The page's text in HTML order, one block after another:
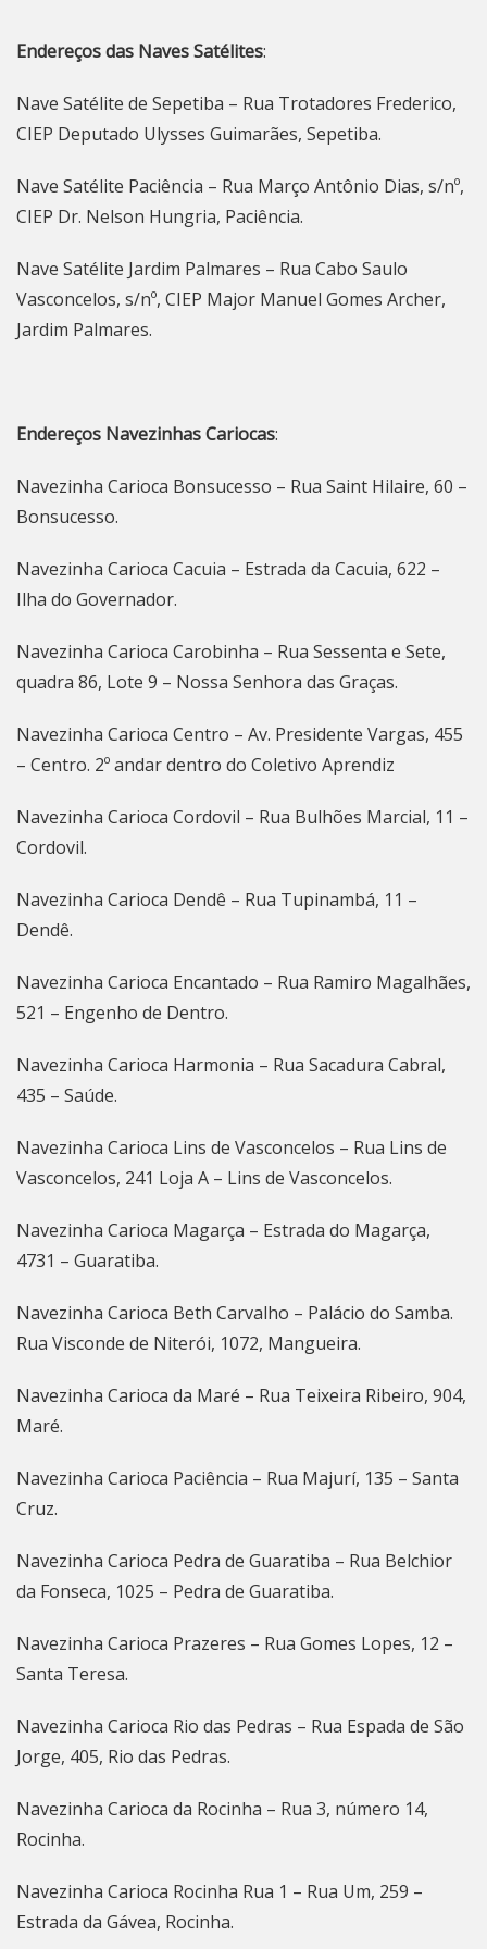
Endereços das Naves Satélites:
Nave Satélite de Sepetiba – Rua Trotadores Frederico,
CIEP Deputado Ulysses Guimarães, Sepetiba.
Nave Satélite Paciência – Rua Março Antônio Dias, s/nº,
CIEP Dr. Nelson Hungria, Paciência.
Nave Satélite Jardim Palmares – Rua Cabo Saulo
Vasconcelos, s/nº, CIEP Major Manuel Gomes Archer,
Jardim Palmares.
Endereços Navezinhas Cariocas:
Navezinha Carioca Bonsucesso – Rua Saint Hilaire, 60 –
Bonsucesso.
Navezinha Carioca Cacuia – Estrada da Cacuia, 622 –
Ilha do Governador.
Navezinha Carioca Carobinha – Rua Sessenta e Sete,
quadra 86, Lote 9 – Nossa Senhora das Graças.
Navezinha Carioca Centro – Av. Presidente Vargas, 455
– Centro. 2º andar dentro do Coletivo Aprendiz
Navezinha Carioca Cordovil – Rua Bulhões Marcial, 11 –
Cordovil.
Navezinha Carioca Dendê – Rua Tupinambá, 11 –
Dendê.
Navezinha Carioca Encantado – Rua Ramiro Magalhães,
521 – Engenho de Dentro.
Navezinha Carioca Harmonia – Rua Sacadura Cabral,
435 – Saúde.
Navezinha Carioca Lins de Vasconcelos – Rua Lins de
Vasconcelos, 241 Loja A – Lins de Vasconcelos.
Navezinha Carioca Magarça – Estrada do Magarça,
4731 – Guaratiba.
Navezinha Carioca Beth Carvalho – Palácio do Samba.
Rua Visconde de Niterói, 1072, Mangueira.
Navezinha Carioca da Maré – Rua Teixeira Ribeiro, 904,
Maré.
Navezinha Carioca Paciência – Rua Majurí, 135 – Santa
Cruz.
Navezinha Carioca Pedra de Guaratiba – Rua Belchior
da Fonseca, 1025 – Pedra de Guaratiba.
Navezinha Carioca Prazeres – Rua Gomes Lopes, 12 –
Santa Teresa.
Navezinha Carioca Rio das Pedras – Rua Espada de São
Jorge, 405, Rio das Pedras.
Navezinha Carioca da Rocinha – Rua 3, número 14,
Rocinha.
Navezinha Carioca Rocinha Rua 1 – Rua Um, 259 –
Estrada da Gávea, Rocinha.